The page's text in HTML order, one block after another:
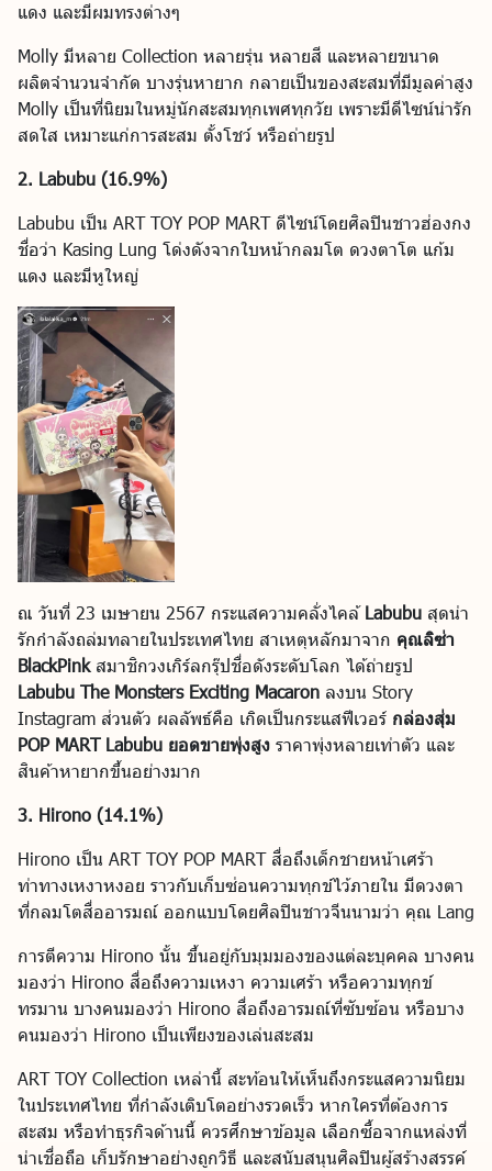
แดง และมีผมทรงต่างๆ
Molly มีหลาย Collection หลายรุ่น หลายสี และหลายขนาด
ผลิตจำนวนจำกัด บางรุ่นหายาก กลายเป็นของสะสมที่มีมูลค่าสูง
Molly เป็นที่นิยมในหมู่นักสะสมทุกเพศทุกวัย เพราะมีดีไซน์น่ารัก
สดใส เหมาะแก่การสะสม ตั้งโชว์ หรือถ่ายรูป
2. Labubu (16.9%)
Labubu เป็น ART TOY POP MART ดีไซน์โดยศิลปินชาวฮ่องกง
ชื่อว่า Kasing Lung โด่งดังจากใบหน้ากลมโต ดวงตาโต แก้ม
แดง และมีหูใหญ่
ณ วันที่ 23 เมษายน 2567 กระแสความคลั่งไคล้ Labubu สุดน่า
รักกำลังถล่มทลายในประเทศไทย สาเหตุหลักมาจาก คุณลิซ่า
BlackPinkสมาชิกวงเกิร์ลกรุ๊ปชื่อดังระดับโลก ได้ถ่ายรูป
Labubu The Monsters Exciting Macaron ลงบน Story
Instagram ส่วนตัว ผลลัพธ์คือ เกิดเป็นกระแสฟีเวอร์ กล่องสุ่ม
POP MART Labubu ยอดขายพุ่งสูง ราคาพุ่งหลายเท่าตัว และ
สินค้าหายากขึ้นอย่างมาก
3. Hirono (14.1%)
Hirono เป็น ART TOY POP MART สื่อถึงเด็กชายหน้าเศร้า
ท่าทางเหงาหงอย ราวกับเก็บซ่อนความทุกข์ไว้ภายใน มีดวงตา
ที่กลมโตสื่ออารมณ์ ออกแบบโดยศิลปินชาวจีนนามว่า คุณ Lang
การตีความ Hirono นั้น ขึ้นอยู่กับมุมมองของแต่ละบุคคล บางคน
มองว่า Hirono สื่อถึงความเหงา ความเศร้า หรือความทุกข์
ทรมาน บางคนมองว่า Hirono สื่อถึงอารมณ์ที่ซับซ้อน หรือบาง
คนมองว่า Hirono เป็นเพียงของเล่นสะสม
ART TOY Collection เหล่านี้ สะท้อนให้เห็นถึงกระแสความนิยม
ในประเทศไทย ที่กำลังเติบโตอย่างรวดเร็ว หากใครที่ต้องการ
สะสม หรือทำธุรกิจด้านนี้ ควรศึกษาข้อมูล เลือกซื้อจากแหล่งที่
น่าเชื่อถือ เก็บรักษาอย่างถูกวิธี และสนับสนุนศิลปินผู้สร้างสรรค์